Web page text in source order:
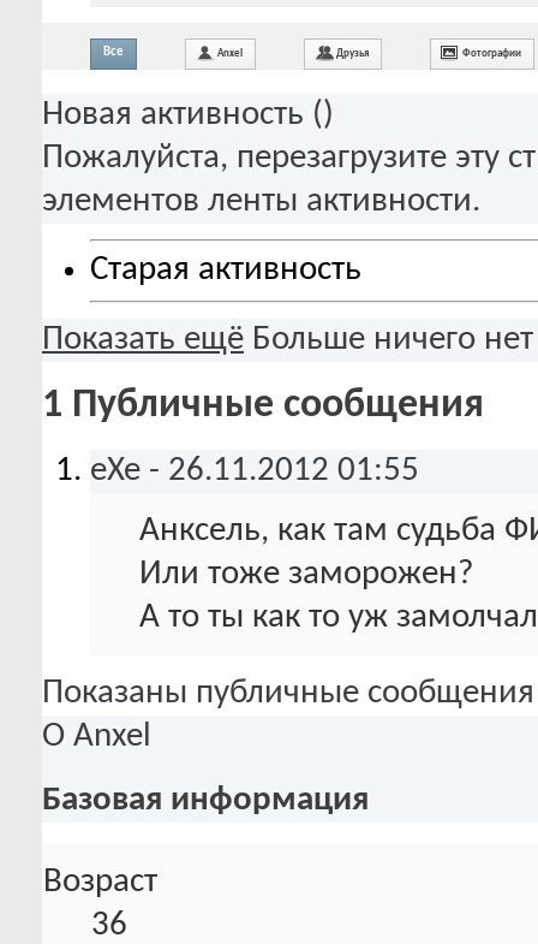
Все Anxel Друзья Фотографии
Новая активность ()
Пожалуйста, перезагрузите эту
элементов ленты активности.
Старая активность
Показать ещё Больше ничего нет
1 Публичные сообщения
eXe - 26.11.2012 01:55
Анксель, как там судьба
Или тоже заморожен?
А то ты как то уж
Показаны публичные
О Anxel
Базовая информация
Возраст
36